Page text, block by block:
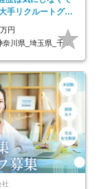
手リクルートグル
/sg
円
_埼玉県_千葉県_大阪府…
社